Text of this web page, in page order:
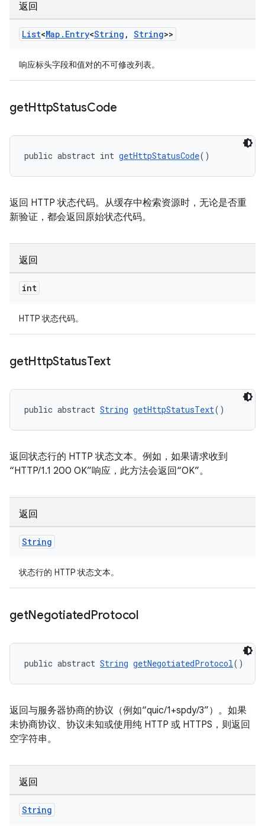
返回
List<Map . Entry<String , String>>
响应标头字段和值对的不可修改列表。
getHttpStatusCode
public abstract int getHttpStatusCode()
返回 HTTP 状态代码。从缓存中检索资源时，无论是否重
新验证，都会返回原始状态代码。
返回
int
HTTP 状态代码。
getHttpStatusText
public abstract String getHttpStatusText()
返回状态行的 HTTP 状态文本。例如，如果请求收到
“HTTP/1.1 200 OK”响应，此方法会返回“OK”。
返回
String
状态行的 HTTP 状态文本。
getNegotiatedProtocol
public abstract String getNegotiatedProtocol()
返回与服务器协商的协议（例如“quic/1+spdy/3”）。如果
未协商协议、协议未知或使用纯 HTTP 或 HTTPS，则返回
空字符串。
返回
String